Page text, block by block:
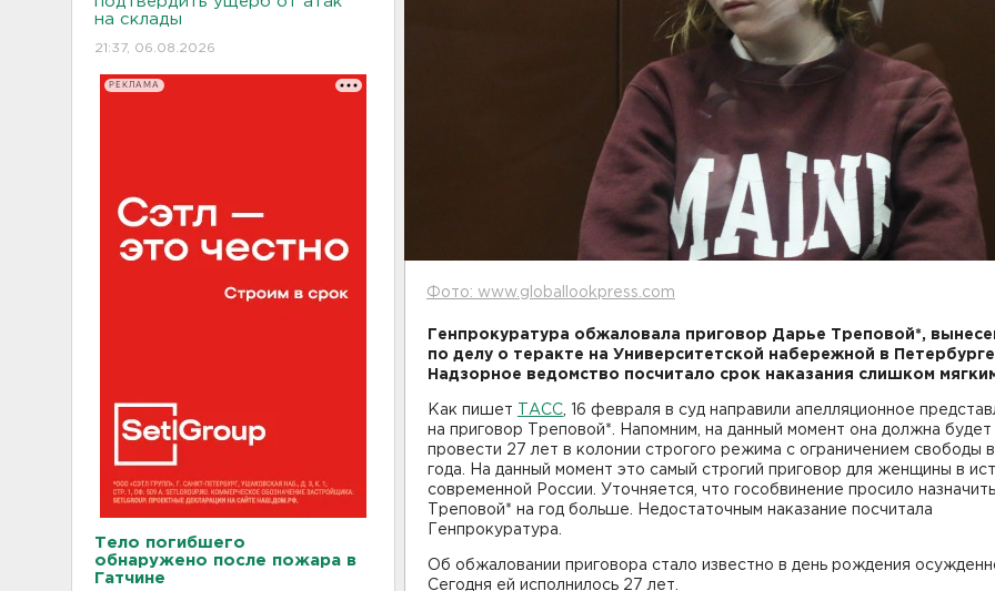
на склады
21:37, 06.08.2026
РЕКЛАМА
Тело погибшего
обнаружено после пожара в
Гатчине
Фото: www.globallookpress.com
Генпрокуратура обжаловала приговор Дарье Треповой*,
по делу о теракте на Университетской набережной в
Надзорное ведомство посчитало срок наказания слишком
Как пишет ТАСС , 16 февраля в суд направили апелляционное
на приговор Треповой*. Напомним, на данный момент она должна будет
провести 27 лет в колонии строгого режима с ограничением свободы в
года. На данный момент это самый строгий приговор для женщины в
современной России. Уточняется, что гособвинение просило назначить
Треповой* на год больше. Недостаточным наказание посчитала
Генпрокуратура.
Об обжаловании приговора стало известно в день рождения
Сегодня ей исполнилось 27 лет.